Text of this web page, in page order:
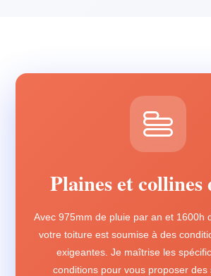
Plaines et collines
Avec 975mm de pluie par an et 1600h
votre toiture est soumise à des
exigeantes. Je maîtrise les
conditions pour vous proposer des